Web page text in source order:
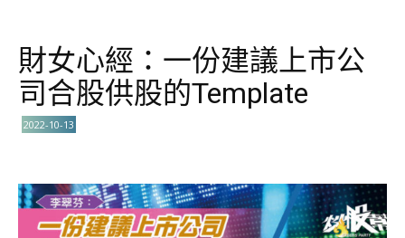
財女心經：一份建議上市公
司合股供股的Template
2022-10-13